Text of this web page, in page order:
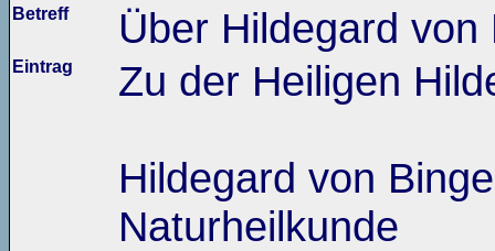
Betreff Über Hildegard von
Eintrag Zu der Heiligen
Hildegard von
Naturheilkunde